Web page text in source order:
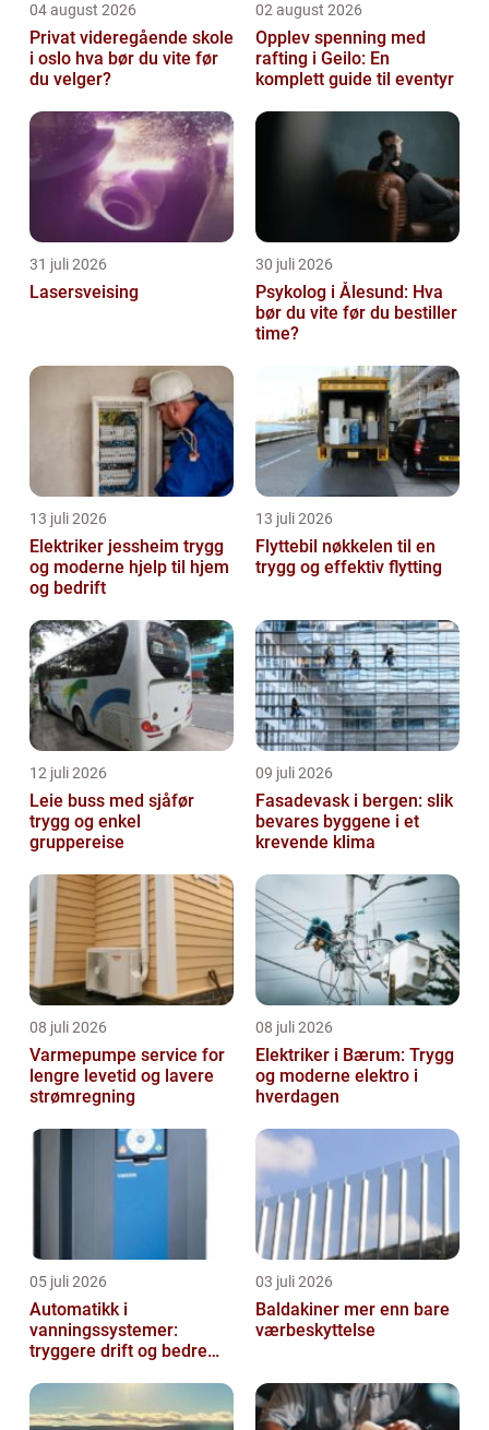
04 august 2026
Privat videregående skole
i oslo hva bør du vite før
du velger?
02 august 2026
Opplev spenning med
rafting i Geilo: En
komplett guide til eventyr
31 juli 2026
Lasersveising
30 juli 2026
Psykolog i Ålesund: Hva
bør du vite før du bestiller
time?
13 juli 2026
Elektriker jessheim trygg
og moderne hjelp til hjem
og bedrift
13 juli 2026
Flyttebil nøkkelen til en
trygg og effektiv flytting
12 juli 2026
Leie buss med sjåfør
trygg og enkel
gruppereise
09 juli 2026
Fasadevask i bergen: slik
bevares byggene i et
krevende klima
08 juli 2026
Varmepumpe service for
lengre levetid og lavere
strømregning
08 juli 2026
Elektriker i Bærum: Trygg
og moderne elektro i
hverdagen
05 juli 2026
Automatikk i
vanningssystemer:
tryggere drift og bedre
03 juli 2026
Baldakiner mer enn bare
værbeskyttelse